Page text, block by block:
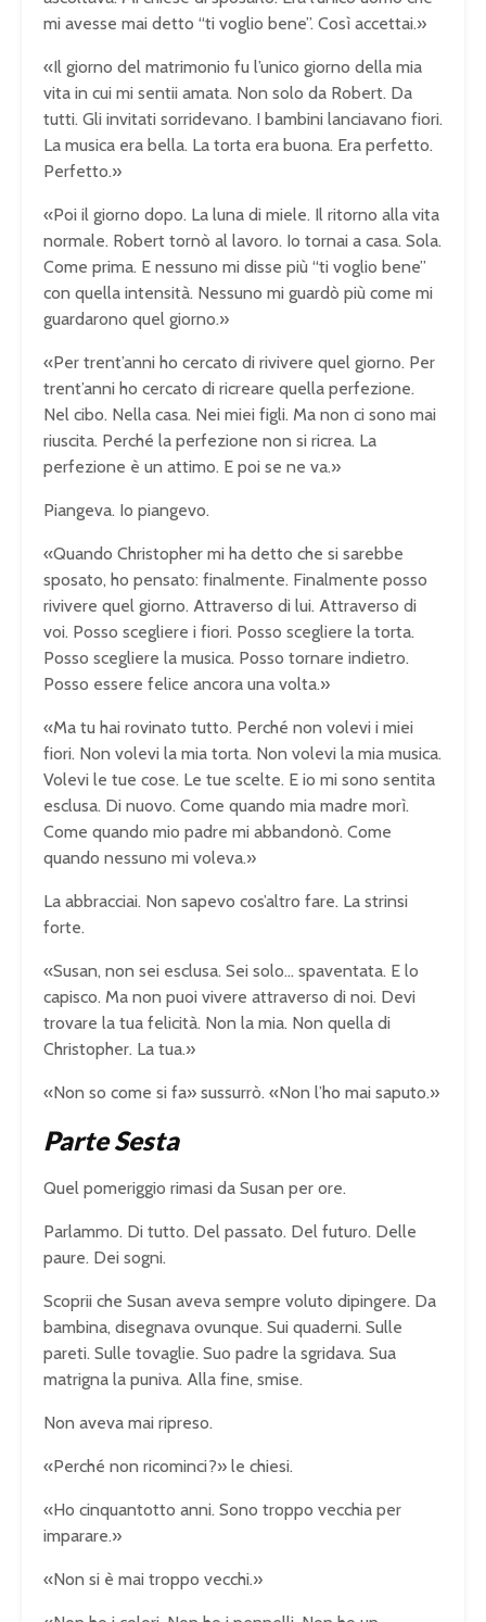
mi avesse mai detto “ti voglio bene”. Così accettai.»
«Il giorno del matrimonio fu l’unico giorno della mia
vita in cui mi sentii amata. Non solo da Robert. Da
tutti. Gli invitati sorridevano. I bambini lanciavano fiori.
La musica era bella. La torta era buona. Era perfetto.
Perfetto.»
«Poi il giorno dopo. La luna di miele. Il ritorno alla vita
normale. Robert tornò al lavoro. Io tornai a casa. Sola.
Come prima. E nessuno mi disse più “ti voglio bene”
con quella intensità. Nessuno mi guardò più come mi
guardarono quel giorno.»
«Per trent’anni ho cercato di rivivere quel giorno. Per
trent’anni ho cercato di ricreare quella perfezione.
Nel cibo. Nella casa. Nei miei figli. Ma non ci sono mai
riuscita. Perché la perfezione non si ricrea. La
perfezione è un attimo. E poi se ne va.»
Piangeva. Io piangevo.
«Quando Christopher mi ha detto che si sarebbe
sposato, ho pensato: finalmente. Finalmente posso
rivivere quel giorno. Attraverso di lui. Attraverso di
voi. Posso scegliere i fiori. Posso scegliere la torta.
Posso scegliere la musica. Posso tornare indietro.
Posso essere felice ancora una volta.»
«Ma tu hai rovinato tutto. Perché non volevi i miei
fiori. Non volevi la mia torta. Non volevi la mia musica.
Volevi le tue cose. Le tue scelte. E io mi sono sentita
esclusa. Di nuovo. Come quando mia madre morì.
Come quando mio padre mi abbandonò. Come
quando nessuno mi voleva.»
La abbracciai. Non sapevo cos’altro fare. La strinsi
forte.
«Susan, non sei esclusa. Sei solo… spaventata. E lo
capisco. Ma non puoi vivere attraverso di noi. Devi
trovare la tua felicità. Non la mia. Non quella di
Christopher. La tua.»
«Non so come si fa» sussurrò. «Non l’ho mai saputo.»
Parte Sesta
Quel pomeriggio rimasi da Susan per ore.
Parlammo. Di tutto. Del passato. Del futuro. Delle
paure. Dei sogni.
Scoprii che Susan aveva sempre voluto dipingere. Da
bambina, disegnava ovunque. Sui quaderni. Sulle
pareti. Sulle tovaglie. Suo padre la sgridava. Sua
matrigna la puniva. Alla fine, smise.
Non aveva mai ripreso.
«Perché non ricominci?» le chiesi.
«Ho cinquantotto anni. Sono troppo vecchia per
imparare.»
«Non si è mai troppo vecchi.»